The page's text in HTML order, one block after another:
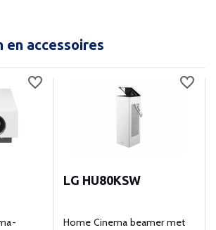
accessoires
LG HU80KSW
Home Cinema beamer met